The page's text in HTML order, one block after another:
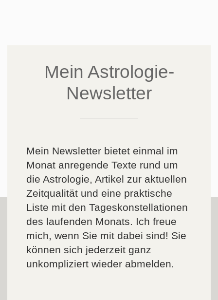
Mein Astrologie-
Newsletter
Mein Newsletter bietet einmal im
Monat anregende Texte rund um
die Astrologie, Artikel zur aktuellen
Zeitqualität und eine praktische
Liste mit den Tageskonstellationen
des laufenden Monats. Ich freue
mich, wenn Sie mit dabei sind! Sie
können sich jederzeit ganz
unkompliziert wieder abmelden.